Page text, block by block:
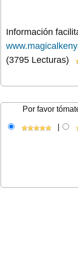
Información
(3795 Lecturas)
Por favor